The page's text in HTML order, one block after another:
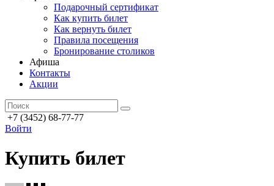
Подарочный сертификат
Как купить билет
Как вернуть билет
Правила посещения
Бронирование столиков
Афиша
Контакты
Акции
+7 (3452) 68-77-77
Войти
Купить билет